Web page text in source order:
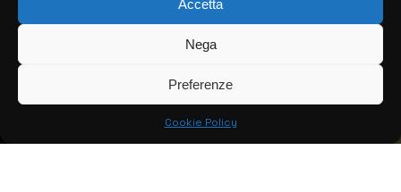
Accetta
Nega
Preferenze
Cookie Policy